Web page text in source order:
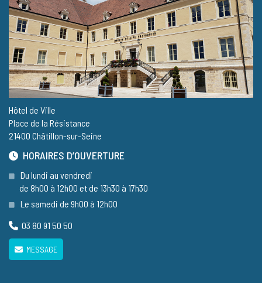
Hôtel de Ville
Place de la Résistance
21400 Châtillon-sur-Seine
HORAIRES D’OUVERTURE
Du lundi au vendredi
de 8h00 à 12h00 et de 13h30 à 17h30
Le samedi de 9h00 à 12h00
03 80 91 50 50
MESSAGE